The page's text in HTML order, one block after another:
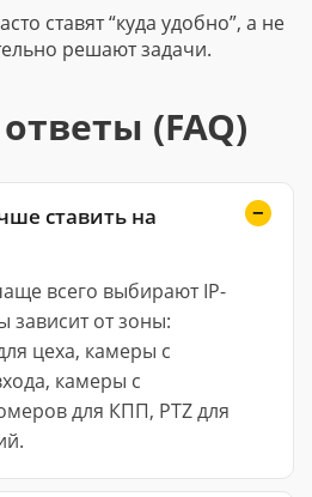
ставят “куда удобно”, а не
решают задачи.
(FAQ)
ставить на
всего выбирают IP-
зависит от зоны:
цеха, камеры с
камеры с
для КПП, PTZ для